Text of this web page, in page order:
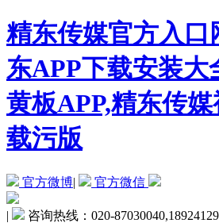
精东传媒官方入口
东APP下载安装大
黄板APP,精东传
载污版
官方微博| 官方微信
|
咨询热线：020-